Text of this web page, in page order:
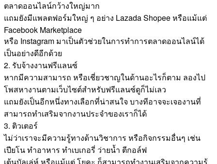
ตลาดออนไลน์กว้างใหญ่มาก
แถมยังมีแพลตฟอร์มใหญ่ ๆ อย่าง Lazada Shopee หรือแม้แต่
Facebook Marketplace
หรือ Instagram มาเป็นตัวช่วยในการทำการตลาดออนไลน์ได้
เป็นอย่างดีอีกด้วย
2. รับจ้างงานฟรีแลนซ์
หากมีความสามารถ หรือเชี่ยวชาญในด้านอะไรก็ตาม ลองไป
โพสหางานตามเว็บไซต์สำหรับฟรีแลนซ์ดูก็ไม่เลว
แถมยังเป็นอีกหนึ่งทางเลือกที่น่าสนใจ บางทีอาจจะเจองานที่
สามารถทำเสริมจากงานประจำของเราก็ได้
3. ติวเตอร์
ไม่ว่าเราจะมีความรู้ทางด้านวิชาการ หรือกิจกรรมอื่นๆ เช่น
เปียโน ทำอาหาร ทำเบเกอรี่ ว่ายน้ำ ตีกอล์ฟ